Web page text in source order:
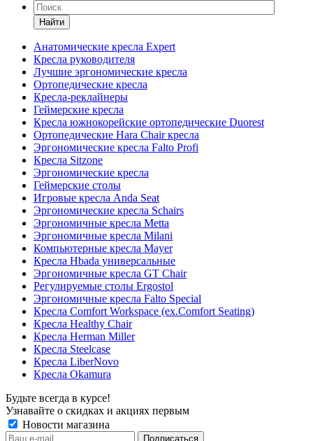
Найти
Анатомические кресла Expert
Кресла руководителя
Лучшие эргономические кресла
Ортопедические кресла
Кресла-реклайнеры
Геймерские кресла
Кресла южнокорейские ортопедические Duorest
Ортопедические Hara Chair кресла
Эргономические кресла Falto Profi
Кресла Sitzone
Эргономические кресла
Геймерские столы
Игровые кресла Anda Seat
Эргономические кресла Schairs
Эргономичные кресла Metta
Эргономичные кресла Milani
Компьютерные кресла Mayer
Кресла Hbada универсальные
Эргономичные кресла GT Chair
Регулируемые столы Ergostol
Эргономичные кресла Falto Special
Кресла Comfort Workspace (ex.Comfort Seating)
Кресла Healthy Chair
Кресла Herman Miller
Кресла Steelcase
Кресла LiberNovo
Кресла Okamura
Будьте всегда в курсе!
Узнавайте о скидках и акциях первым
Новости магазина